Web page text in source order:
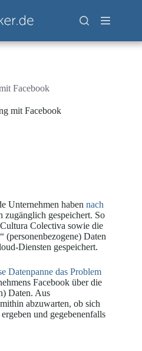
Facebook
mit Facebook
Unternehmen haben nach
zugänglich gespeichert. So
Colectiva sowie die
Daten
Diensten gespeichert.
Datenpanne das Problem
Facebook über die
Daten. Aus
abzuwarten, ob sich
und gegebenenfalls